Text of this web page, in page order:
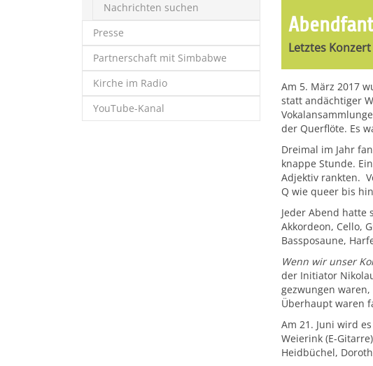
Nachrichten suchen
Presse
Partnerschaft mit Simbabwe
Kirche im Radio
YouTube-Kanal
Letztes
Am 5. März 2017
statt andächtiger
der Querflöte. Es
Dreimal im Jahr
knappe Stunde.
Adjektiv rankten.
Q wie queer bis
Jeder Abend
Akkordeon, Cello,
Bassposaune,
Wenn wir unser
der Initiator
gezwungen
Überhaupt waren
Am 21. Juni wird
Weierink (E-
Heidbüchel,